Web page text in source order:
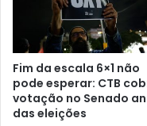
Fim da escala 6×1 não
pode esperar: CTB
votação no Senado
das eleições